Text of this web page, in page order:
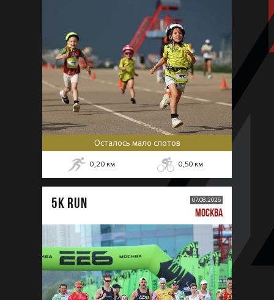
Осталось мало слотов
0,20 км 0,50 км
5К RUN 07.08.2026
МОСКВА